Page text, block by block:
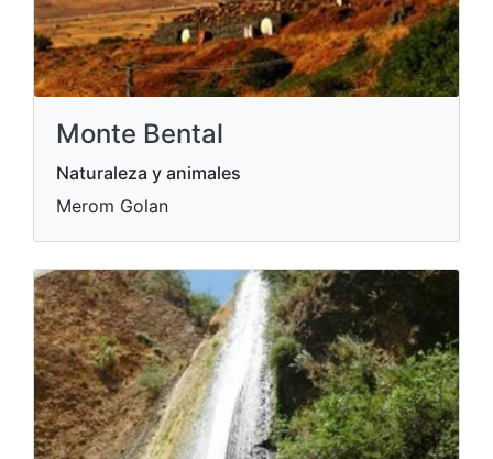
Monte Bental
Naturaleza y animales
Merom Golan